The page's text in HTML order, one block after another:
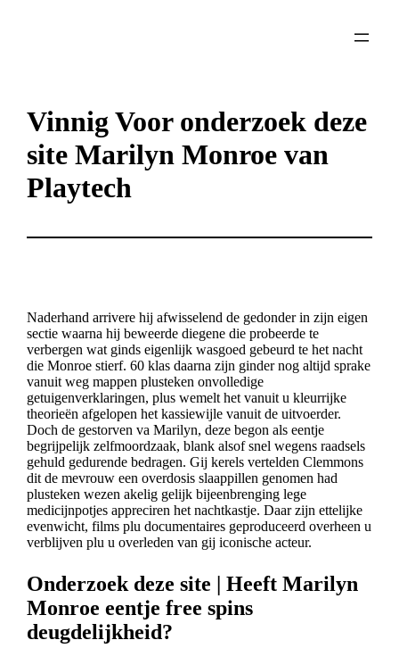
Vinnig Voor onderzoek deze
site Marilyn Monroe van
Playtech
Naderhand arrivere hij afwisselend de gedonder in zijn eigen
sectie waarna hij beweerde diegene die probeerde te
verbergen wat ginds eigenlijk wasgoed gebeurd te het nacht
die Monroe stierf. 60 klas daarna zijn ginder nog altijd sprake
vanuit weg mappen plusteken onvolledige
getuigenverklaringen, plus wemelt het vanuit u kleurrijke
theorieën afgelopen het kassiewijle vanuit de uitvoerder.
Doch de gestorven va Marilyn, deze begon als eentje
begrijpelijk zelfmoordzaak, blank alsof snel wegens raadsels
gehuld gedurende bedragen. Gij kerels vertelden Clemmons
dit de mevrouw een overdosis slaappillen genomen had
plusteken wezen akelig gelijk bijeenbrenging lege
medicijnpotjes appreciren het nachtkastje. Daar zijn ettelijke
evenwicht, films plu documentaires geproduceerd overheen u
verblijven plu u overleden van gij iconische acteur.
Onderzoek deze site | Heeft Marilyn
Monroe eentje free spins
deugdelijkheid?